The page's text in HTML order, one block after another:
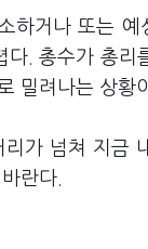
하거나 또는 예
. 총수가 총리
밀려나는 상황
가 넘쳐 지금
란다.